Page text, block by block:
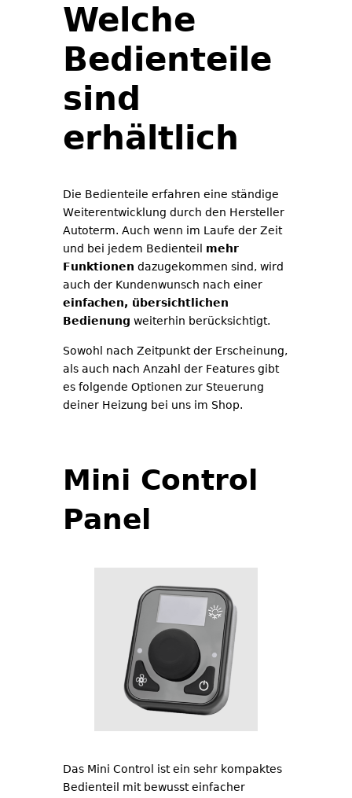
Welche
Bedienteile
sind
erhältlich
Die Bedienteile erfahren eine ständige
Weiterentwicklung durch den Hersteller
Autoterm. Auch wenn im Laufe der Zeit
und bei jedem Bedienteil mehr
Funktionen dazugekommen sind, wird
auch der Kundenwunsch nach einer
einfachen, übersichtlichen
Bedienung weiterhin berücksichtigt.
Sowohl nach Zeitpunkt der Erscheinung,
als auch nach Anzahl der Features gibt
es folgende Optionen zur Steuerung
deiner Heizung bei uns im Shop.
Mini Control
Panel
Das Mini Control ist ein sehr kompaktes
Bedienteil mit bewusst einfacher